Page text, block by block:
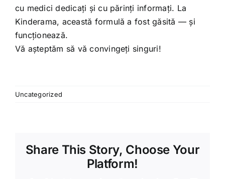
cu medici dedicați și cu părinți informați. La
Kinderama, această formulă a fost găsită — și
funcționează.
Vă așteptăm să vă convingeți singuri!
Uncategorized
Share This Story, Choose Your
Platform!